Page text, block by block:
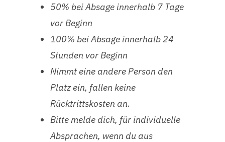
50% bei Absage innerhalb 7 Tage
vor Beginn
100% bei Absage innerhalb 24
Stunden vor Beginn
Nimmt eine andere Person den
Platz ein, fallen keine
Rücktrittskosten an.
Bitte melde dich, für individuelle
Absprachen, wenn du aus